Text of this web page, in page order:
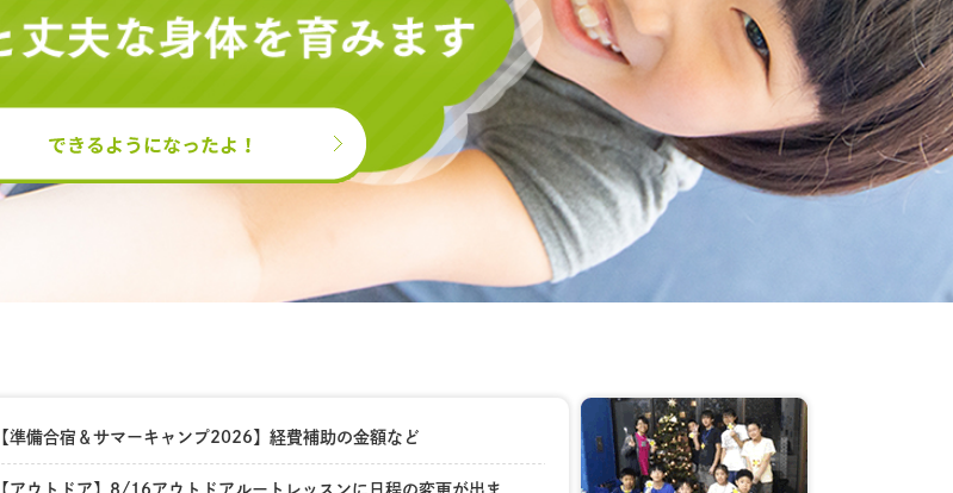
【準備合宿＆サマーキャンプ2026】経費補助の金額など
【アウトドア】8/16アウトドアルートレッスンに日程の変更が出ま